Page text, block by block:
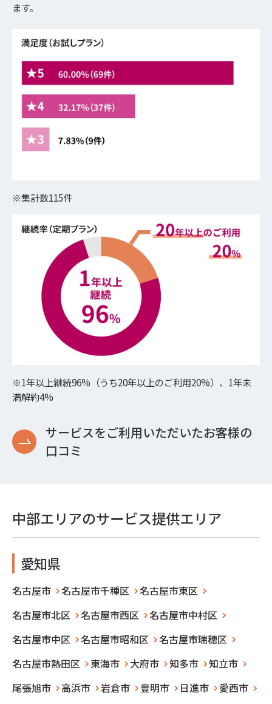
ます。
※集計数115件
※1年以上継続96%（うち20年以上のご利用20%）、1年未
満解約4%
サービスをご利用いただいたお客様の
口コミ
中部エリアのサービス提供エリア
愛知県
名古屋市 名古屋市千種区
名古屋市東区
名古屋市北区
名古屋市西区
名古屋市中村区
名古屋市中区
名古屋市昭和区
名古屋市瑞穂区
名古屋市熱田区
東海市 大府市 知多市
知立市
尾張旭市
高浜市 岩倉市 豊明市 日進市
愛西市